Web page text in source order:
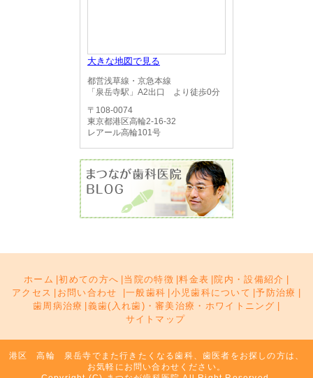
大きな地図で見る
都営浅草線・京急本線
「泉岳寺駅」A2出口 より徒歩0分
〒108-0074
東京都港区高輪2-16-32
レアール高輪101号
ホーム |初めての方へ 当院の特徴 |料金表 院内・設備紹介
アクセス
お問い合わせ |一般歯科 小児歯科について |予防治療
歯周病治療
義歯(入れ歯)・審美治療・ホワイトニング
サイトマップ
港区 高輪 泉岳寺でまた行きたくなる歯科、歯医者をお探しの方は、
お気軽にお問い合わせください。